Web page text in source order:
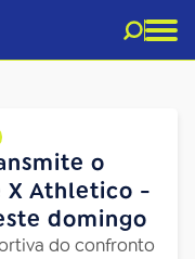
o
X Athletico -
domingo
do confronto